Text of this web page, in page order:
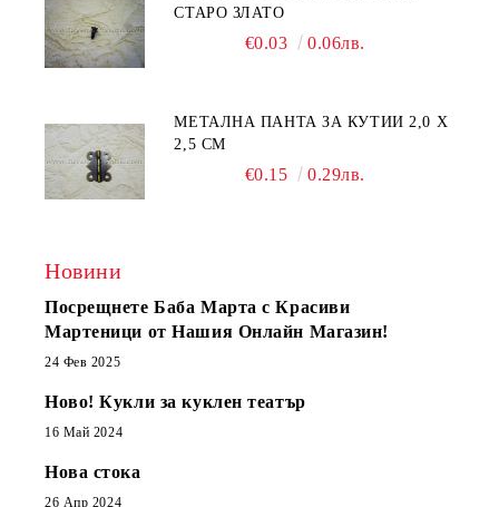
СТАРО ЗЛАТО
€0.03 0.06лв.
МЕТАЛНА ПАНТА ЗА КУТИИ 2,0 Х
2,5 СМ
€0.15 0.29лв.
Новини
Посрещнете Баба Марта с Красиви
Мартеници от Нашия Онлайн Магазин!
24 Фев 2025
Ново! Кукли за куклен театър
16 Май 2024
Нова стока
26 Апр 2024